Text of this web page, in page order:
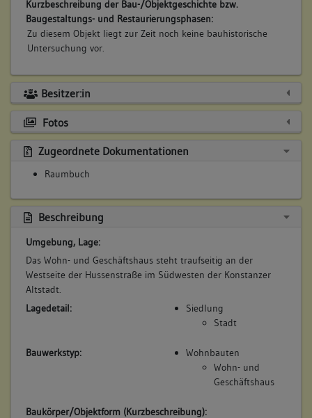
Kurzbeschreibung der Bau-/Objektgeschichte bzw.
Baugestaltungs- und Restaurierungsphasen:
Zu diesem Objekt liegt zur Zeit noch keine bauhistorische
Untersuchung vor.
Besitzer:in
Fotos
Zugeordnete Dokumentationen
Raumbuch
Beschreibung
Umgebung, Lage:
Das Wohn- und Geschäftshaus steht traufseitig an der
Westseite der Hussenstraße im Südwesten der Konstanzer
Altstadt.
Lagedetail:
Siedlung
Stadt
Bauwerkstyp:
Wohnbauten
Wohn- und
Geschäftshaus
Baukörper/Objektform (Kurzbeschreibung):